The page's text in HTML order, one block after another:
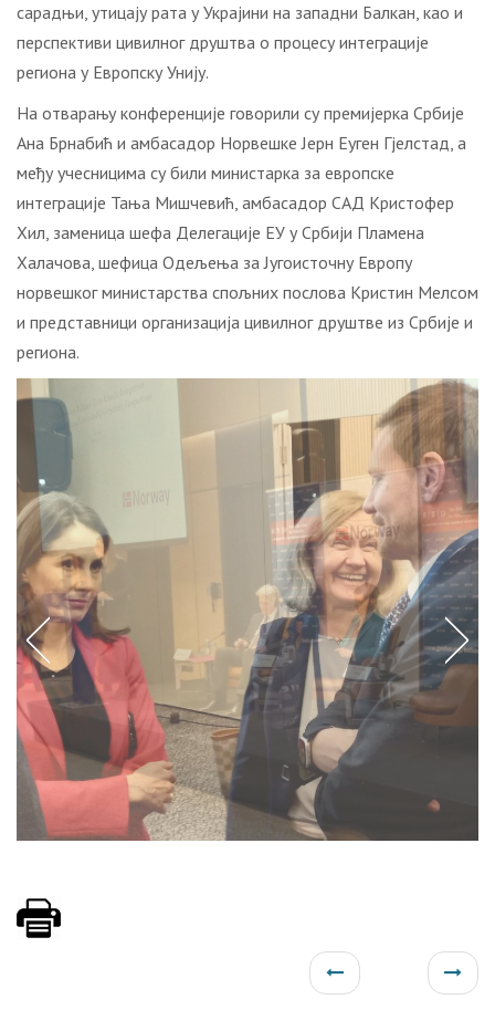
сарадњи, утицају рата у Украјини на западни Балкан, као и
перспективи цивилног друштва о процесу интеграције
региона у Европску Унију.
На отварању конференције говорили су премијерка Србије
Ана Брнабић и амбасадор Норвешке Јерн Еуген Гјелстад, а
међу учесницима су били министарка за европске
интеграције Тања Мишчевић, амбасадор САД Кристофер
Хил, заменица шефа Делегације ЕУ у Србији Пламена
Халачова, шефица Одељења за Југоисточну Европу
норвешког министарства спољних послова Кристин Мелсом
и представници организација цивилног друштве из Србије и
региона.